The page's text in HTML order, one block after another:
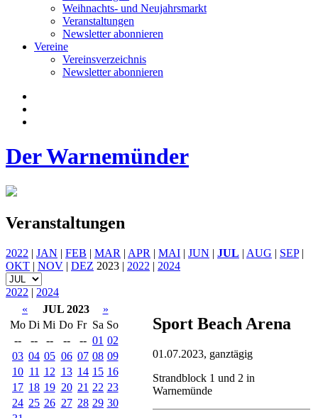
Weihnachts- und Neujahrsmarkt
Veranstaltungen
Newsletter abonnieren
Vereine
Vereinsverzeichnis
Newsletter abonnieren
Der Warnemünder
Veranstaltungen
2022 | JAN | FEB | MAR | APR | MAI | JUN | JUL | AUG | SEP|
OKT | NOV | DEZ 2023 | 2022 | 2024
2022 | 2024
«
JUL 2023
»
Mo Di Mi Do Fr Sa So
--
-- -- -- -- 01 02
03 04 05 06 07 08 09
10 11 12 13 14 15 16
17 18 19 20 21 22 23
24 25 26 27 28 29 30
Sport Beach Arena
01.07.2023, ganztägig
Strandblock 1 und 2 in
Warnemünde